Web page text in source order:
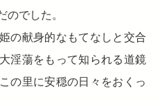
のでした。
の献身的なもてなしと交合
淫蕩をもって知られる道鏡
の里に安穏の日々をおくっ